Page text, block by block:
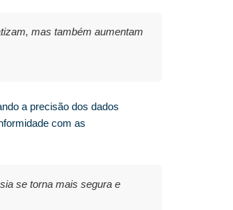
mas também aumentam
a precisão dos dados
com as
se torna mais segura e